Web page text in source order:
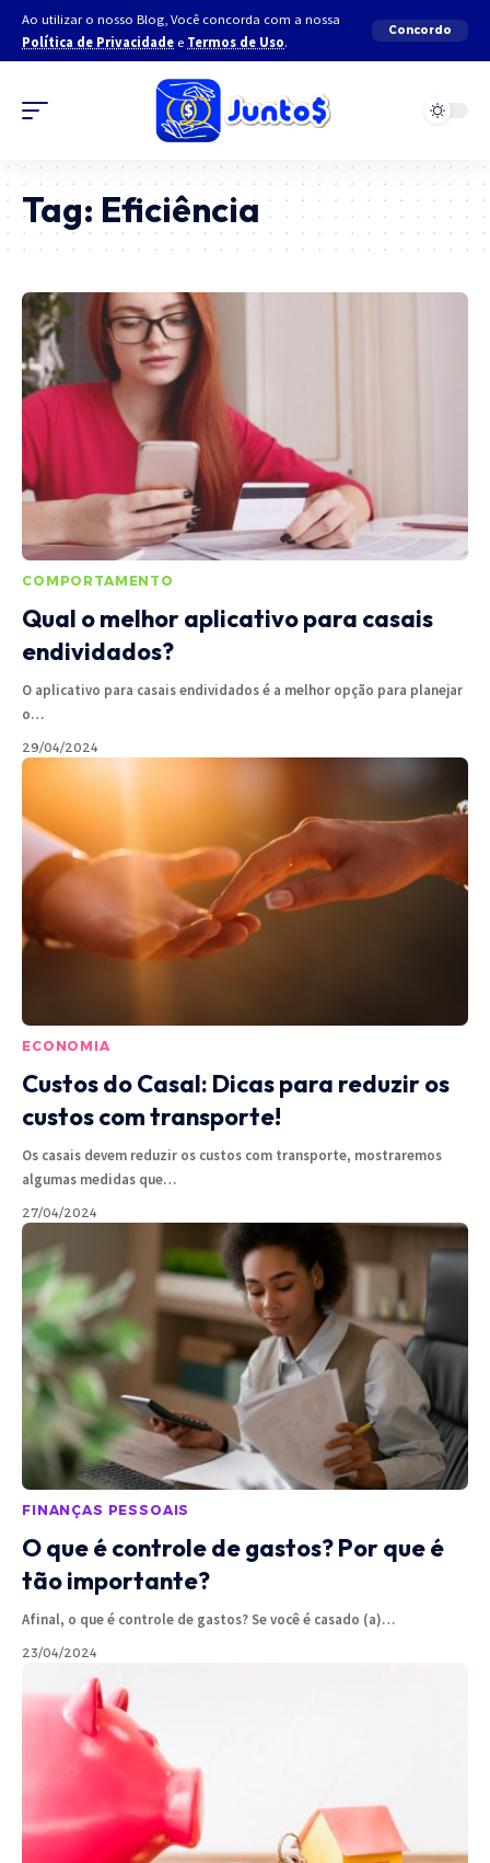
Ao utilizar o nosso Blog, Você concorda com a nossa
Política de Privacidade e Termos de Uso.
Concordo
Tag: Eficiência
COMPORTAMENTO
Qual o melhor aplicativo para casais
endividados?
O aplicativo para casais endividados é a melhor opção para planejar
o…
29/04/2024
ECONOMIA
Custos do Casal: Dicas para reduzir os
custos com transporte!
Os casais devem reduzir os custos com transporte, mostraremos
algumas medidas que…
27/04/2024
FINANÇAS PESSOAIS
O que é controle de gastos? Por que é
tão importante?
Afinal, o que é controle de gastos? Se você é casado (a)…
23/04/2024